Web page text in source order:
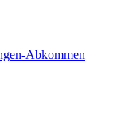
Abkommen